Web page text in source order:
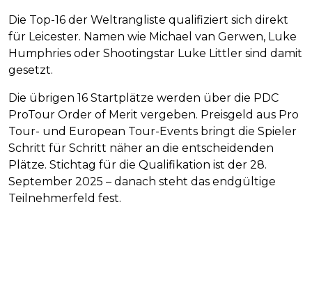
Die Top-16 der Weltrangliste qualifiziert sich direkt
für Leicester. Namen wie Michael van Gerwen, Luke
Humphries oder Shootingstar Luke Littler sind damit
gesetzt.
Die übrigen 16 Startplätze werden über die PDC
ProTour Order of Merit vergeben. Preisgeld aus Pro
Tour- und European Tour-Events bringt die Spieler
Schritt für Schritt näher an die entscheidenden
Plätze. Stichtag für die Qualifikation ist der 28.
September 2025 – danach steht das endgültige
Teilnehmerfeld fest.